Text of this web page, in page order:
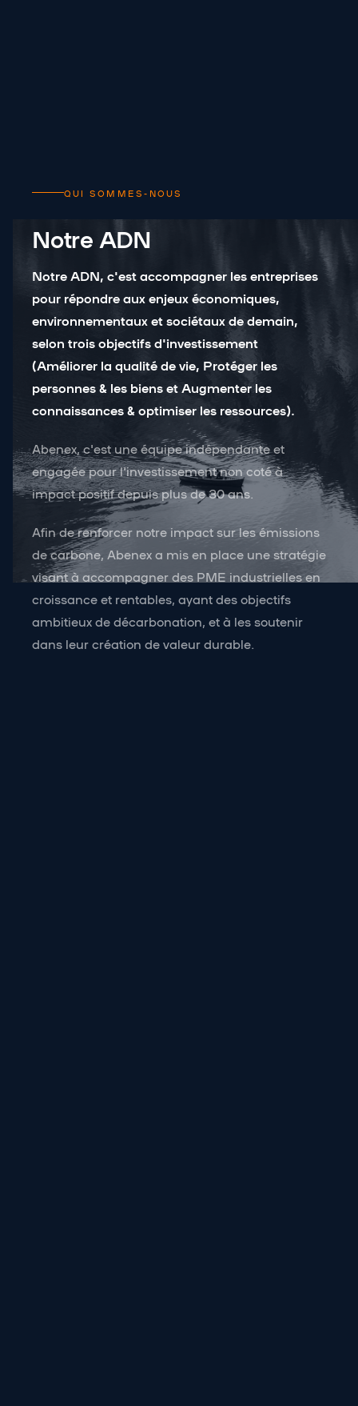
QUI SOMMES-NOUS
Notre ADN
Notre ADN, c'est accompagner les entreprises
pour répondre aux enjeux économiques,
environnementaux et sociétaux de demain,
selon trois objectifs d'investissement
(Améliorer la qualité de vie, Protéger les
personnes & les biens et Augmenter les
connaissances & optimiser les ressources).
Abenex, c'est une équipe indépendante et
engagée pour l'investissement non coté à
impact positif depuis plus de 30 ans.
Afin de renforcer notre impact sur les émissions
de carbone, Abenex a mis en place une stratégie
visant à accompagner des PME industrielles en
croissance et rentables, ayant des objectifs
ambitieux de décarbonation, et à les soutenir
dans leur création de valeur durable.